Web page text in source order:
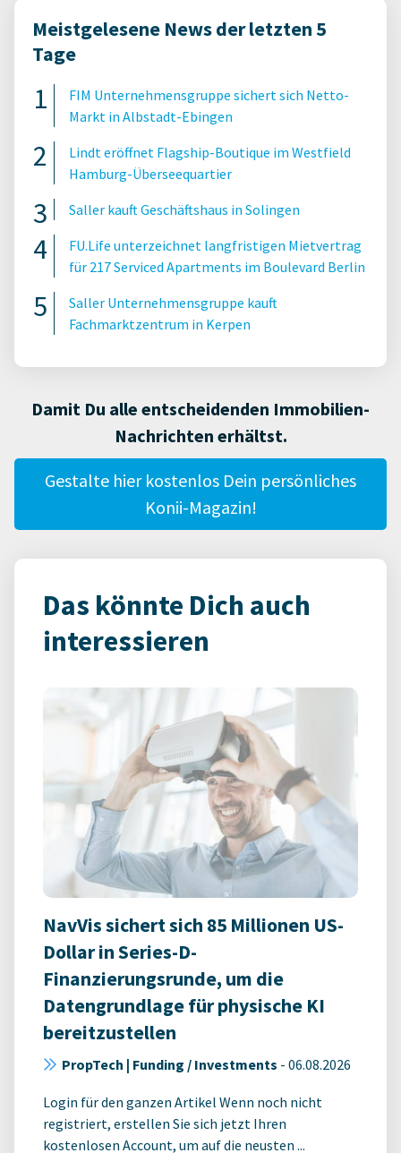
Meistgelesene News der letzten 5
Tage
FIM Unternehmensgruppe sichert sich Netto-
Markt in Albstadt-Ebingen
Lindt eröffnet Flagship-Boutique im Westfield
Hamburg-Überseequartier
Saller kauft Geschäftshaus in Solingen
FU.Life unterzeichnet langfristigen Mietvertrag
für 217 Serviced Apartments im Boulevard Berlin
Saller Unternehmensgruppe kauft
Fachmarktzentrum in Kerpen
Damit Du alle entscheidenden Immobilien-
Nachrichten erhältst.
Gestalte hier kostenlos Dein persönliches
Konii-Magazin!
Das könnte Dich auch
interessieren
NavVis sichert sich 85 Millionen US-
Dollar in Series-D-
Finanzierungsrunde, um die
Datengrundlage für physische KI
bereitzustellen
PropTech | Funding / Investments - 06.08.2026
Login für den ganzen Artikel Wenn noch nicht
registriert, erstellen Sie sich jetzt Ihren
kostenlosen Account, um auf die neusten ...